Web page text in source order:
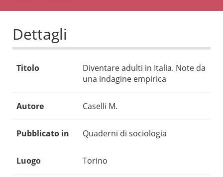
Dettagli
Titolo
Diventare adulti in Italia. Note da
una indagine empirica
Autore Caselli M.
Pubblicato in Quaderni di sociologia
Luogo Torino